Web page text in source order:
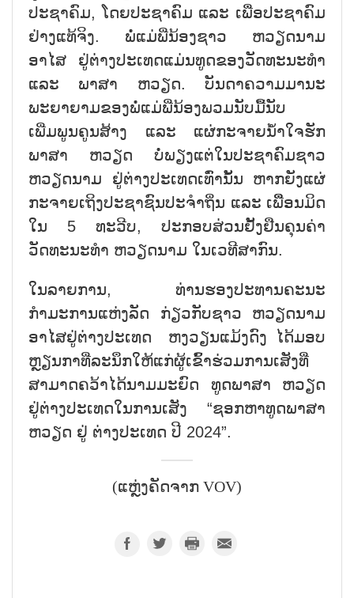
ປະຊາຄົມ, ໂດຍປະຊາຄົມ ແລະ ເພື່ອປະຊາຄົມ
ຢ່າງແທ້ຈິງ. ພໍ່ແມ່ພີ່ນ້ອງຊາວ ຫວຽດນາມ
ອາໄສ ຢູ່ຕ່າງປະເທດແມ່ນທູດຂອງວັດທະນະທຳ
ແລະ ພາສາ ຫວຽດ. ບັນດາຄວາມມານະ
ພະຍາຍາມຂອງພໍ່ແມ່ພີ່ນ້ອງພວມນັບມື້ນັບ
ເພີ່ມພູນຄູນສ້າງ ແລະ ແຜ່ກະຈາຍນ້ຳໃຈຮັກ
ພາສາ ຫວຽດ ບໍ່ພຽງແຕ່ໃນປະຊາຄົມຊາວ
ຫວຽດນາມ ຢູ່ຕ່າງປະເທດເທົ່ານັ້ນ ຫາກຍັງແຜ່
ກະຈາຍເຖິງປະຊາຊົນປະຈຳຖິ່ນ ແລະ ເພີື່ອນມິດ
ໃນ 5 ທະວີບ, ປະກອບສ່ວນຢັ້ງຢືນຄຸນຄ່າ
ວັດທະນະທຳ ຫວຽດນາມ ໃນເວທີສາກົນ.
ໃນລາຍການ, ທ່ານຮອງປະທານຄະນະ
ກຳມະການແຫ່ງລັດ ກ່ຽວກັບຊາວ ຫວຽດນາມ
ອາໄສຢູ່ຕ່າງປະເທດ ຫງວຽນແມ້ງດົງ ໄດ້ມອບ
ຫຼຽນກາທີ່ລະນຶກໃຫ້ແກ່ຜູ້ເຂົ້າຮ່ວມການເສັງທີ່
ສາມາດຄວ້າໄດ້ນາມມະຍົດ ທູດພາສາ ຫວຽດ
ຢູ່ຕ່າງປະເທດໃນການເສັງ “ຊອກຫາທູດພາສາ
ຫວຽດ ຢູ່ ຕ່າງປະເທດ ປີ 2024”.
(ແຫຼ່ງຄັດຈາກ VOV)